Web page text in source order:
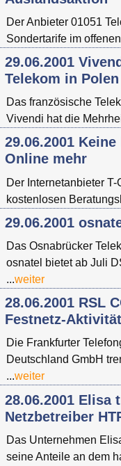
Der Anbieter 01051
Sondertarife im
29.06.2001
Telekom in
Das französische
Vivendi hat die
29.06.2001
Online mehr
Der Internetanbieter
kostenlosen
29.06.2001
Das Osnabrücker
osnatel bietet ab Juli
...weiter
28.06.2001 RSL
Festnetz-
Die Frankfurter
Deutschland GmbH
...weiter
28.06.2001 Elisa
Netzbetreiber
Das Unternehmen
seine Anteile an dem